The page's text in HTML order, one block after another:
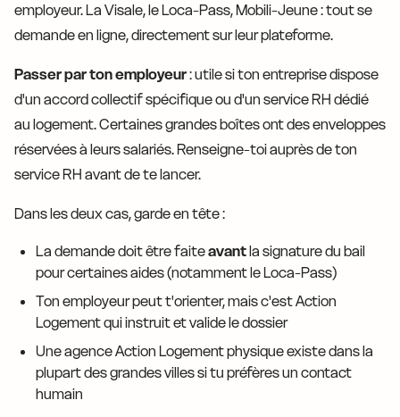
employeur. La Visale, le Loca-Pass, Mobili-Jeune : tout se
demande en ligne, directement sur leur plateforme.
Passer par ton employeur: utile si ton entreprise dispose
d'un accord collectif spécifique ou d'un service RH dédié
au logement. Certaines grandes boîtes ont des enveloppes
réservées à leurs salariés. Renseigne-toi auprès de ton
service RH avant de te lancer.
Dans les deux cas, garde en tête :
La demande doit être faiteavantla signature du bail
pour certaines aides (notamment le Loca-Pass)
Ton employeur peut t'orienter, mais c'est Action
Logement qui instruit et valide le dossier
Une agence Action Logement physique existe dans la
plupart des grandes villes si tu préfères un contact
humain